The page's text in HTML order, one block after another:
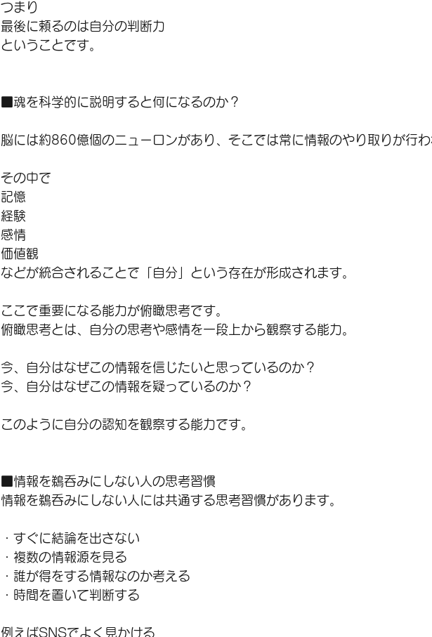
つまり
最後に頼るのは自分の判断力
ということです。
■魂を科学的に説明すると何になるのか？
脳には約860億個のニューロンがあり、そこでは常に情報のやり取りが行
その中で
記憶
経験
感情
価値観
などが統合されることで「自分」という存在が形成されます。
ここで重要になる能力が俯瞰思考です。
俯瞰思考とは、自分の思考や感情を一段上から観察する能力。
今、自分はなぜこの情報を信じたいと思っているのか？
今、自分はなぜこの情報を疑っているのか？
このように自分の認知を観察する能力です。
■情報を鵜呑みにしない人の思考習慣
情報を鵜呑みにしない人には共通する思考習慣があります。
・すぐに結論を出さない
・複数の情報源を見る
・誰が得をする情報なのか考える
・時間を置いて判断する
例えばSNSでよく見かける